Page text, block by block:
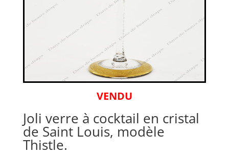
VENDU
Joli verre à cocktail en cristal
de Saint Louis, modèle
Thistle.